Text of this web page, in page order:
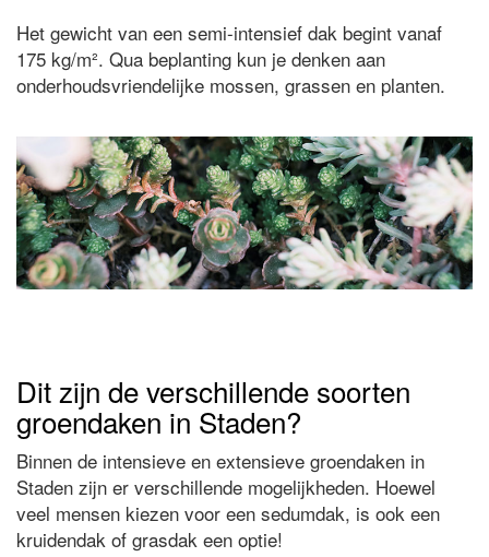
Het gewicht van een semi-intensief dak begint vanaf
175 kg/m². Qua beplanting kun je denken aan
onderhoudsvriendelijke mossen, grassen en planten.
Dit zijn de verschillende soorten
groendaken in Staden?
Binnen de intensieve en extensieve groendaken in
Staden zijn er verschillende mogelijkheden. Hoewel
veel mensen kiezen voor een sedumdak, is ook een
kruidendak of grasdak een optie!